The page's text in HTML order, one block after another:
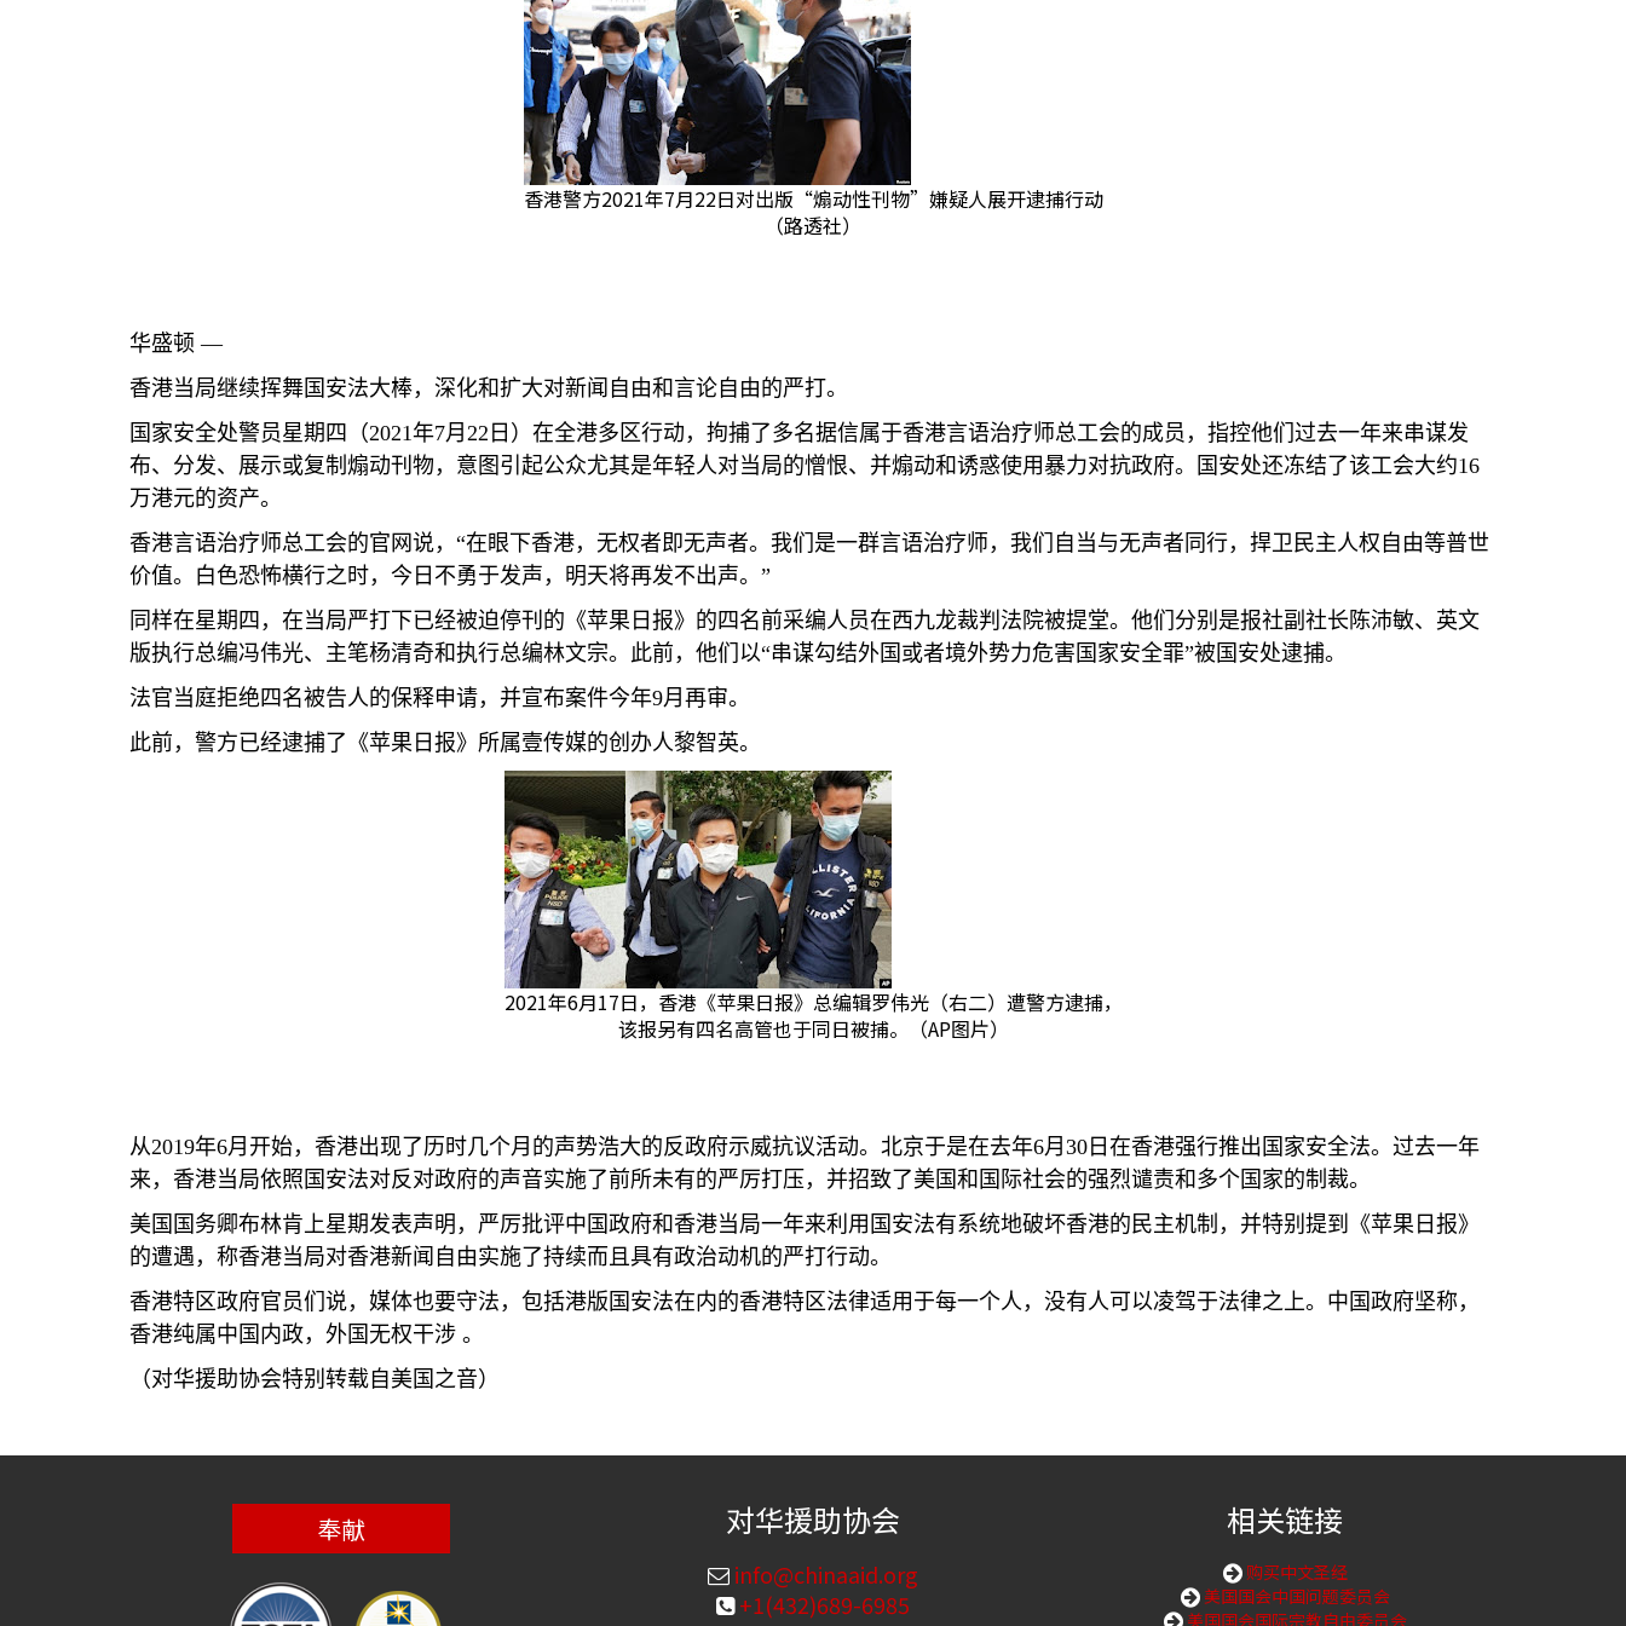
香港警方2021年7月22日对出版“煽动性刊物”嫌疑人展开逮捕行动
（路透社）
华盛顿 —
香港当局继续挥舞国安法大棒，深化和扩大对新闻自由和言论自由的严打。
国家安全处警员星期四（2021年7月 22 日）在全港多区行动，拘捕了多名据信属于香港言语治疗师总工会的成员，指控他们过去一年来串谋发
布、分发、展示或复制煽动刊物，意图引起公众尤其是年轻人对当局的憎恨、并煽动和诱惑使用暴力对抗政府。国安处还冻结了该工会大约16
万港元的资产。
香港言语治疗师总工会的官网说，“在眼下香港，无权者即无声者。我们是一群言语治疗师，我们自当与无声者同行，捍卫民主人权自由等普世
价值。白色恐怖横行之时，今日不勇于发声，明天将再发不出声。”
同样在星期四，在当局严打下已经被迫停刊的《苹果日报》的四名前采编人员在西九龙裁判法院被提堂。他们分别是报社副社长陈沛敏、英文
版执行总编冯伟光、主笔杨清奇和执行总编林文宗。此前，他们以“串谋勾结外国或者境外势力危害国家安全罪”被国安处逮捕。
法官当庭拒绝四名被告人的保释申请，并宣布案件今年9月再审。
此前，警方已经逮捕了《苹果日报》所属壹传媒的创办人黎智英。
2021年6月17日，香港《苹果日报》总编辑罗伟光（右二）遭警方逮捕，
该报另有四名高管也于同日被捕。（AP图片）
从2019年6月开始，香港出现了历时几个月的声势浩大的反政府示威抗议活动。北京于是在去年6月 30 日在香港强行推出国家安全法。过去一年
来，香港当局依照国安法对反对政府的声音实施了前所未有的严厉打压，并招致了美国和国际社会的强烈谴责和多个国家的制裁。
美国国务卿布林肯上星期发表声明，严厉批评中国政府和香港当局一年来利用国安法有系统地破坏香港的民主机制，并特别提到《苹果日报》
的遭遇，称香港当局对香港新闻自由实施了持续而且具有政治动机的严打行动。
香港特区政府官员们说，媒体也要守法，包括港版国安法在内的香港特区法律适用于每一个人，没有人可以凌驾于法律之上。中国政府坚称，
香港纯属中国内政，外国无权干涉 。
（对华援助协会特别转载自美国之音）
奉献 对华援助协会
info@chinaaid.org
+1(432)689-6985
相关链接
购买中文圣经
美国国会中国问题委员会
美国国会国际宗教自由委员会